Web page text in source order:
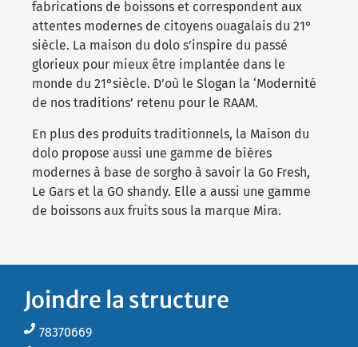
fabrications de boissons et correspondent aux
attentes modernes de citoyens ouagalais du 21°
siècle. La maison du dolo s’inspire du passé
glorieux pour mieux être implantée dans le
monde du 21°siècle. D’où le Slogan la ‘Modernité
de nos traditions’ retenu pour le RAAM.
En plus des produits traditionnels, la Maison du
dolo propose aussi une gamme de bières
modernes à base de sorgho à savoir la Go Fresh,
Le Gars et la GO shandy. Elle a aussi une gamme
de boissons aux fruits sous la marque Mira.
Joindre la structure
78370669